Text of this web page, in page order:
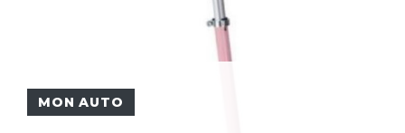
MON AUTO